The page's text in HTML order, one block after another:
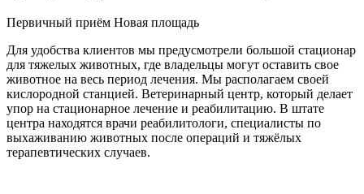
Первичный приём Новая площадь
Для удобства клиентов мы предусмотрели большой стационар
для тяжелых животных, где владельцы могут оставить свое
животное на весь период лечения. Мы располагаем своей
кислородной станцией. Ветеринарный центр, который делает
упор на стационарное лечение и реабилитацию. В штате
центра находятся врачи реабилитологи, специалисты по
выхаживанию животных после операций и тяжёлых
терапевтических случаев.